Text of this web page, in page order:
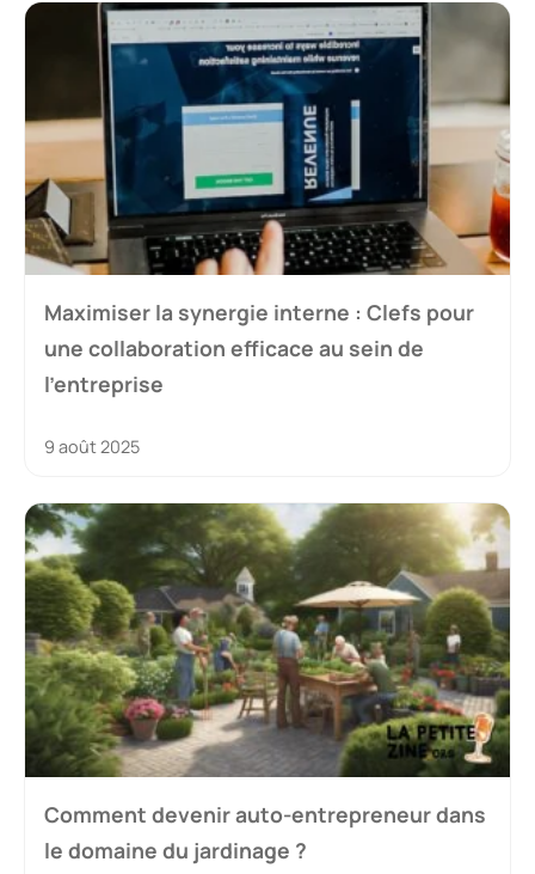
Maximiser la synergie interne : Clefs pour
une collaboration efficace au sein de
l’entreprise
9 août 2025
Comment devenir auto-entrepreneur dans
le domaine du jardinage ?